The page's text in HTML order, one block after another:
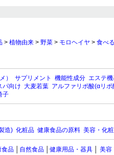
> 植物由来 > 野菜 > モロヘイヤ > 食べ
） サプリメント 機能性成分 エステ
パ向け 大麦若葉 アルファリポ酸(αリポ
子
造) 化粧品 健康食品の原料 美容・化
食品 自然食品 健康用品・器具 美容